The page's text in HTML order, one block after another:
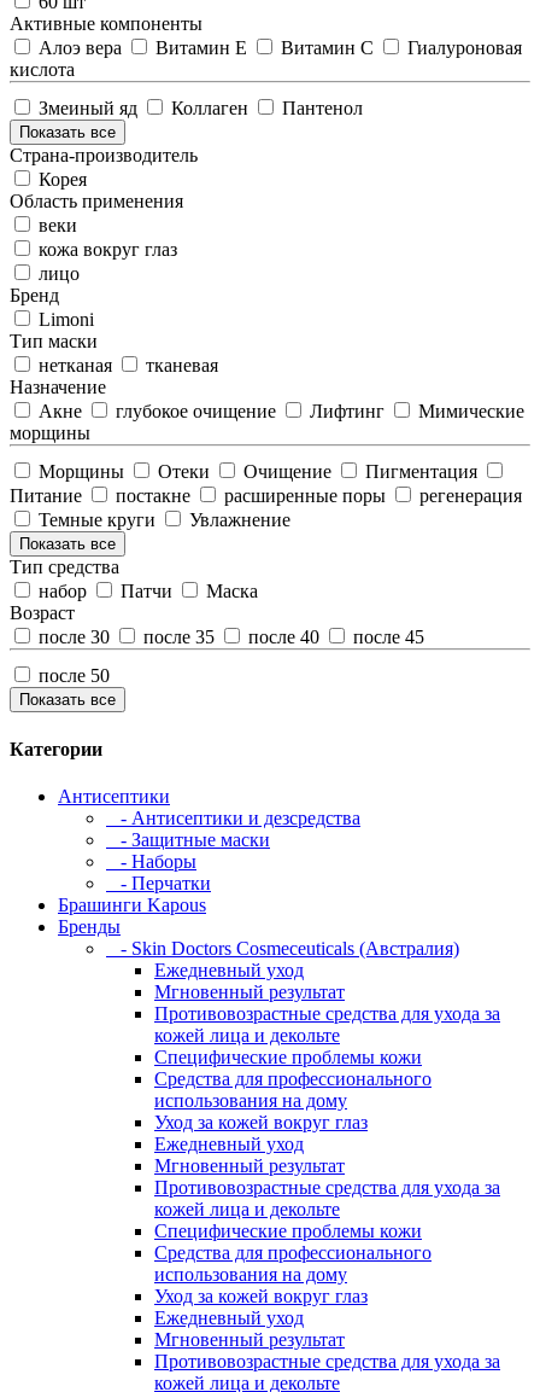
Активные компоненты
Алоэ вера
Витамин Е Витамин С
Гиалуроновая
кислота
Змеиный яд
Коллаген Пантенол
Показать все
Страна-производитель
Корея
Область применения
веки
кожа вокруг глаз
лицо
Бренд
Limoni
Тип маски
нетканая
тканевая
Назначение
Акне
глубокое очищение Лифтинг
Мимические
морщины
Морщины
Отеки Очищение
Пигментация
Питание
постакне расширенные поры
регенерация
Темные круги
Увлажнение
Показать все
Тип средства
набор
Патчи
Маска
Возраст
после 30
после 35 после 40
после 45
после 50
Показать все
Категории
Антисептики
- Антисептики и дезсредства
- Защитные маски
- Наборы
- Перчатки
Брашинги Kapous
Бренды
- Skin Doctors Cosmeceuticals (Австралия)
Ежедневный уход
Мгновенный результат
Противовозрастные средства для ухода за
кожей лица и декольте
Специфические проблемы кожи
Средства для профессионального
использования на дому
Уход за кожей вокруг глаз
Ежедневный уход
Мгновенный результат
Противовозрастные средства для ухода за
кожей лица и декольте
Специфические проблемы кожи
Средства для профессионального
использования на дому
Уход за кожей вокруг глаз
Ежедневный уход
Мгновенный результат
Противовозрастные средства для ухода за
кожей лица и декольте